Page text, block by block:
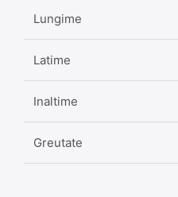
Lungime
Latime
Inaltime
Greutate